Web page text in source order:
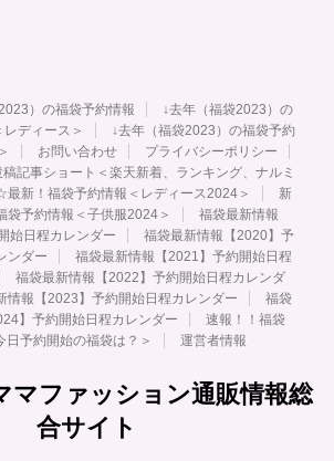
）の福袋予約情報
↓去年（福袋2023）の
ディース＞
↓去年（福袋2023）の福袋予約
お問い合わせ
プライバシーポリシー
稿記事ショート＜楽天新着、ランキング、ナルミ
最新！福袋予約情報＜レディース2024＞
新
予約情報＜子供服2024＞
福袋最新情報
始日程カレンダー
福袋最新情報【2020】予
ンダー
福袋最新情報【2021】予約開始日程
福袋最新情報【2022】予約開始日程カレンダ
情報【2023】予約開始日程カレンダー
福袋
】予約開始日程カレンダー
速報！！福袋
日予約開始の福袋は？＞
運営者情報
マファッション通販情報総
合サイト